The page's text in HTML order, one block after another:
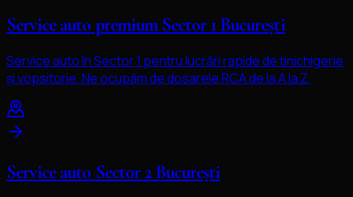
Service auto premium Sector 1 București
Service auto în Sector 1 pentru lucrări rapide de tinichigerie
și vopsitorie. Ne ocupăm de dosarele RCA de la A la Z.
Service auto Sector 2 București